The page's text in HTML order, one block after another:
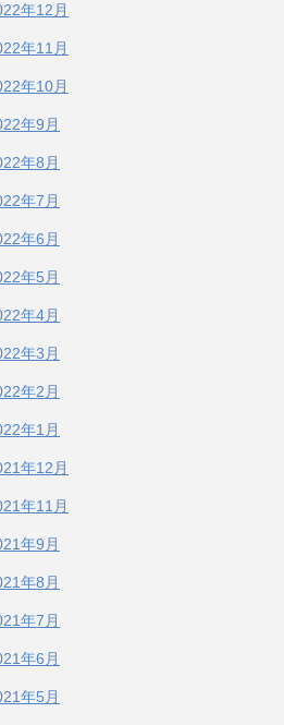
年12月
年11月
年10月
年9月
年8月
年7月
年6月
年5月
年4月
年3月
年2月
年1月
年12月
年11月
年9月
年8月
年7月
年6月
年5月